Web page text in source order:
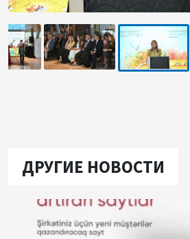
ДРУГИЕ НОВОСТИ